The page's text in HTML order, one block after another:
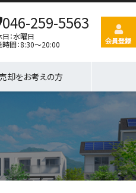
046-259-5563
：水曜日
時間：8:30～20:00
却をお考えの方